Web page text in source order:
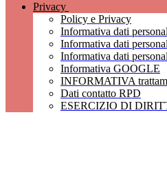
Privacy
Policy e Privacy
Informativa dati
Informativa dati
Informativa dati
Informativa GOOGLE
INFORMATIVA
Dati contatto RPD
ESERCIZIO DI